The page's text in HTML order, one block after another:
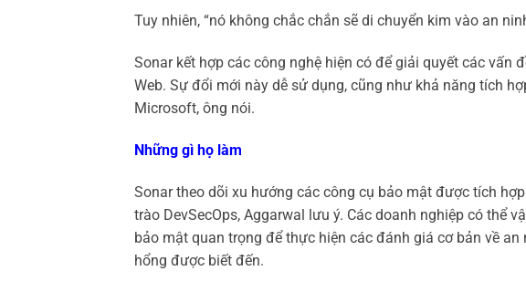
Tuy nhiên, “nó không chắc chắn sẽ di chuyển kim vào an
Sonar kết hợp các công nghệ hiện có để giải quyết các vấn
Web. Sự đổi mới này dễ sử dụng, cũng như khả năng tích
Microsoft, ông nói.
Những gì họ làm
Sonar theo dõi xu hướng các công cụ bảo mật được tích
trào DevSecOps, Aggarwal lưu ý. Các doanh nghiệp có thể
bảo mật quan trọng để thực hiện các đánh giá cơ bản về
hổng được biết đến.